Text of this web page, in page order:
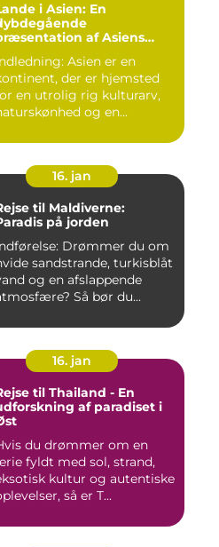
i Asien: En
af Asiens
Asien er en
der er hjemsted
en utrolig rig kulturarv,
og en...
16. jan
til Maldiverne:
på jorden
Drømmer du om
sandstrande, turkisblåt
og en afslappende
Så bør du...
16. jan
til Thailand - En
af paradiset i
du drømmer om en
fyldt med sol, strand,
kultur og autentiske
så er T...